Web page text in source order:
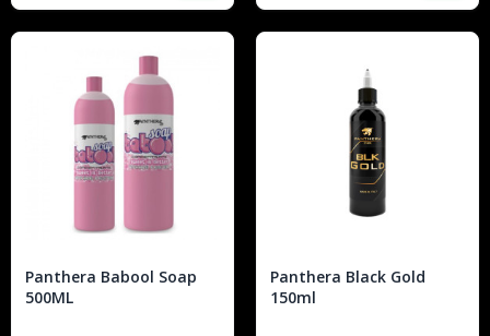
Panthera Babool Soap
500ML
Panthera Black Gold
150ml